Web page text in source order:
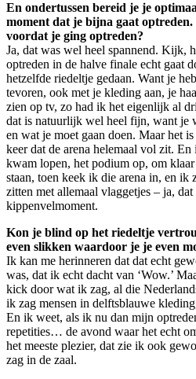
En ondertussen bereid je je
moment dat je bijna gaat
voordat je ging optreden?
Ja, dat was wel heel spannend. Kijk,
optreden in de halve finale echt gaat
hetzelfde riedeltje gedaan. Want je
tevoren, ook met je kleding aan, je
zien op tv, zo had ik het eigenlijk al
dat is natuurlijk wel heel fijn, want je
en wat je moet gaan doen. Maar het
keer dat de arena helemaal vol zit.
kwam lopen, het podium op, om
staan, toen keek ik die arena in, en ik
zitten met allemaal vlaggetjes – ja, dat
kippenvelmoment.
Kon je blind op het riedeltje
even slikken waardoor je je even
Ik kan me herinneren dat dat echt
was, dat ik echt dacht van ‘Wow.’
kick door wat ik zag, al die
ik zag mensen in delftsblauwe
En ik weet, als ik nu dan mijn
repetities… de avond waar het echt
het meeste plezier, dat zie ik ook
zag in de zaal.